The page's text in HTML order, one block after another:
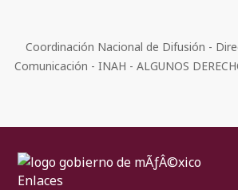
Coordinación Nacional de Difusión -
Comunicación - INAH - ALGUNOS
Enlaces